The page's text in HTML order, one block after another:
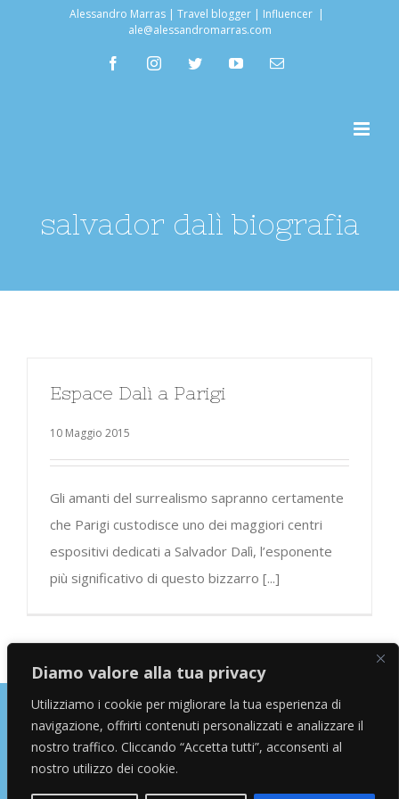
Diamo valore alla tua privacy
Utilizziamo i cookie per migliorare la tua esperienza di
navigazione, offrirti contenuti personalizzati e analizzare il
nostro traffico. Cliccando “Accetta tutti”, acconsenti al
nostro utilizzo dei cookie.
Alessandro Marras | Travel blogger | Influencer |
ale@alessandromarras.com
facebookinstagramtwitter youtubeEmail
salvador dalì biografia
Espace Dalì a Parigi
10 Maggio 2015
Gli amanti del surrealismo sapranno certamente
che Parigi custodisce uno dei maggiori centri
espositivi dedicati a Salvador Dalì, l’esponente
più significativo di questo bizzarro [...]
Copyright © 2026 Alessandro Marras | Travel Blogger | Influencer
facebookinstagram